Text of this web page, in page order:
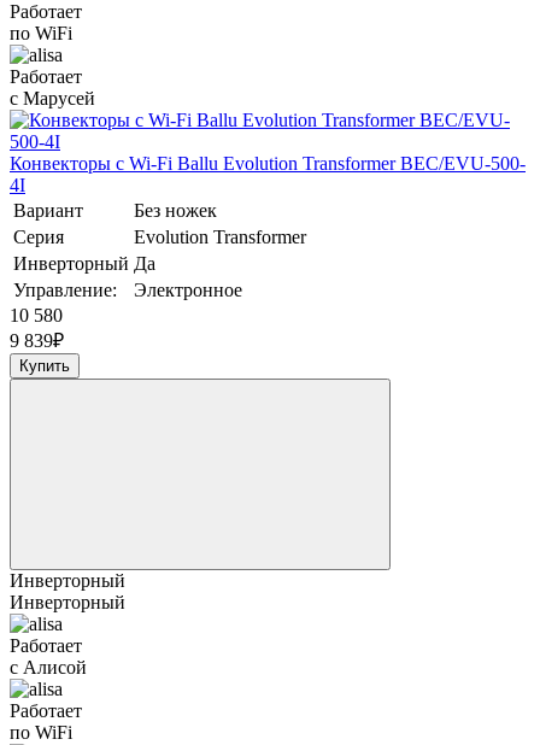
Работает
по WiFi
Работает
с Марусей
Конвекторы с Wi-Fi Ballu Evolution Transformer BEC/EVU-500-
4I
Вариант
Без ножек
Серия
Evolution Transformer
Инверторный Да
Управление:
Электронное
10 580
9 839₽
Купить
Инверторный
Инверторный
Работает
с Алисой
Работает
по WiFi